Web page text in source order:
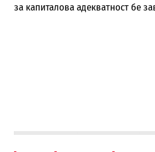
за капиталова адекватност бе